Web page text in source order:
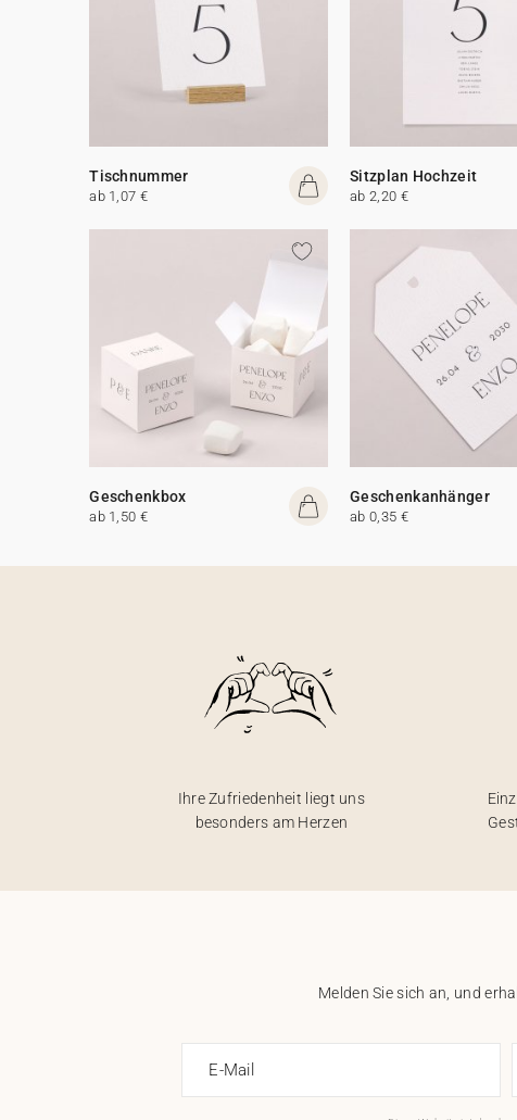
Tischnummer
ab 1,07 €
Sitzplan Hochzeit
ab 2,20 €
Geschenkbox
ab 1,50 €
Geschenkanhänger
ab 0,35 €
Ihre Zufriedenheit liegt uns
besonders am Herzen
Melden Sie sich an, und
E-Mail